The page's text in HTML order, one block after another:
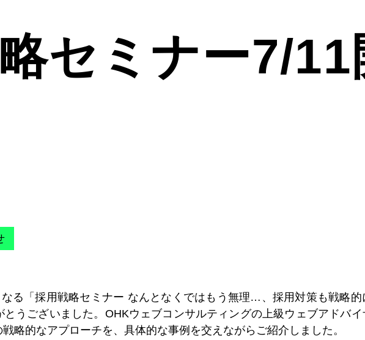
セミナー7/
る「採用戦略セミナー なんとなくではもう無理…、採用対策も戦略
うございました。OHKウェブコンサルティングの上級ウェブアドバ
略的なアプローチを、具体的な事例を交えながらご紹介しました。